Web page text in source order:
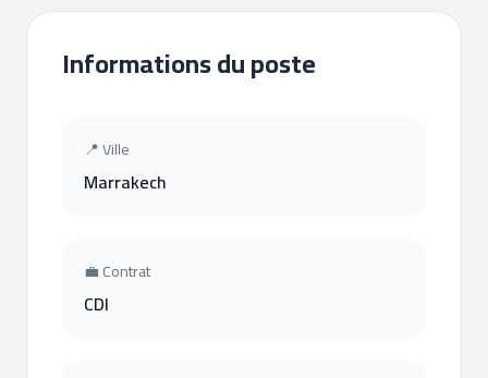
Informations du poste
📍 Ville
Marrakech
💼 Contrat
CDI